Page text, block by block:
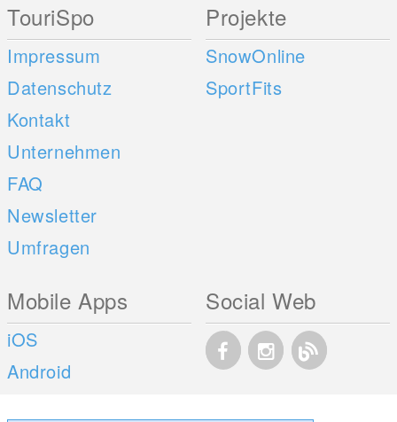
TouriSpo
Impressum
Datenschutz
Kontakt
Unternehmen
FAQ
Newsletter
Umfragen
Projekte
SnowOnline
SportFits
Mobile Apps
iOS
Android
Social Web